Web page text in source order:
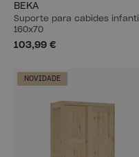
BEKA
Suporte para cabides infantil
160x70
103,99 €
NOVIDADE